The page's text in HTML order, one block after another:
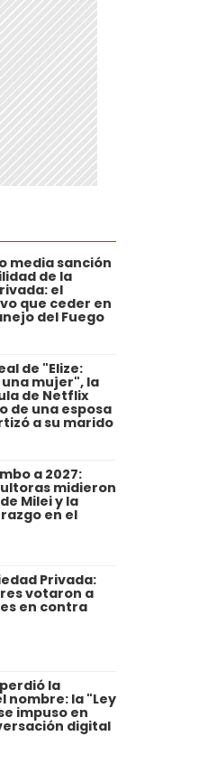
media sanción
de la
el
que ceder en
del Fuego
de "Elize:
mujer", la
de Netflix
de una esposa
a su marido
a 2027:
midieron
Milei y la
en el
Privada:
votaron a
en contra
la
nombre: la "Ley
impuso en
digital